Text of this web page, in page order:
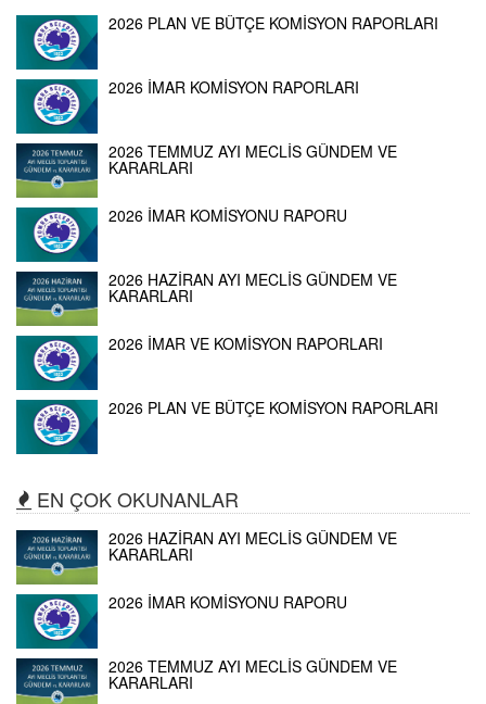
2026 PLAN VE BÜTÇE KOMİSYON RAPORLARI
2026 İMAR KOMİSYON RAPORLARI
2026 TEMMUZ AYI MECLİS GÜNDEM VE
KARARLARI
2026 İMAR KOMİSYONU RAPORU
2026 HAZİRAN AYI MECLİS GÜNDEM VE
KARARLARI
2026 İMAR VE KOMİSYON RAPORLARI
2026 PLAN VE BÜTÇE KOMİSYON RAPORLARI
EN ÇOK OKUNANLAR
2026 HAZİRAN AYI MECLİS GÜNDEM VE
KARARLARI
2026 İMAR KOMİSYONU RAPORU
2026 TEMMUZ AYI MECLİS GÜNDEM VE
KARARLARI